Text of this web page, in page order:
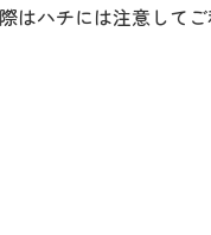
はハチには注意して